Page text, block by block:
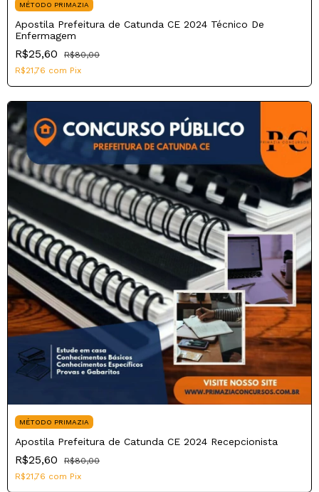
MÉTODO PRIMAZIA
Apostila Prefeitura de Catunda CE 2024 Técnico De
Enfermagem
R$25,60
R$80,00
R$21,76 com Pix
MÉTODO PRIMAZIA
Apostila Prefeitura de Catunda CE 2024 Recepcionista
R$25,60
R$80,00
R$21,76 com Pix